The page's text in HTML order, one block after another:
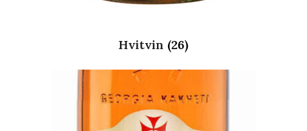
Hvitvin (26)